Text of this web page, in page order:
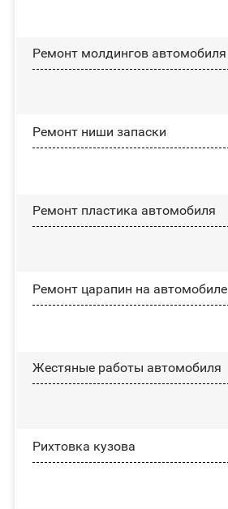
Ремонт молдингов автомобиля
Ремонт ниши запаски
Ремонт пластика автомобиля
Ремонт царапин на автомобиле
Жестяные работы автомобиля
Рихтовка кузова